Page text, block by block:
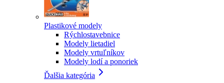
Plastikové modely
Rýchlostavebnice
Modely lietadiel
Modely vrtuľníkov
Modely lodí a ponoriek
Ďalšia kategória